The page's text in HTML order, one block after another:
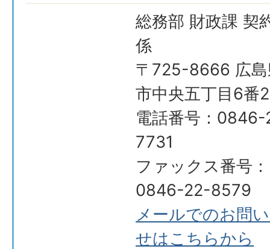
総務部 財政課 契
係
〒725-8666 広島
市中央五丁目6番
電話番号：
7731
ファックス番号：
0846-22-8579
メールでのお問
せはこちらから